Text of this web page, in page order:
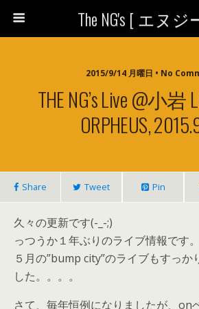
The NG's [ エヌジ
2015/9/14 月曜日 • No
THE NG’s Live @小岩
ORPHEUS,
Share Tweet Pin
久々の更新です(-_-;)
っつうか１年ぶりのライブ情報です。
５月の”bump city”のライブもすっか
した。。。。
さて、毎年恒例になりましたが、on